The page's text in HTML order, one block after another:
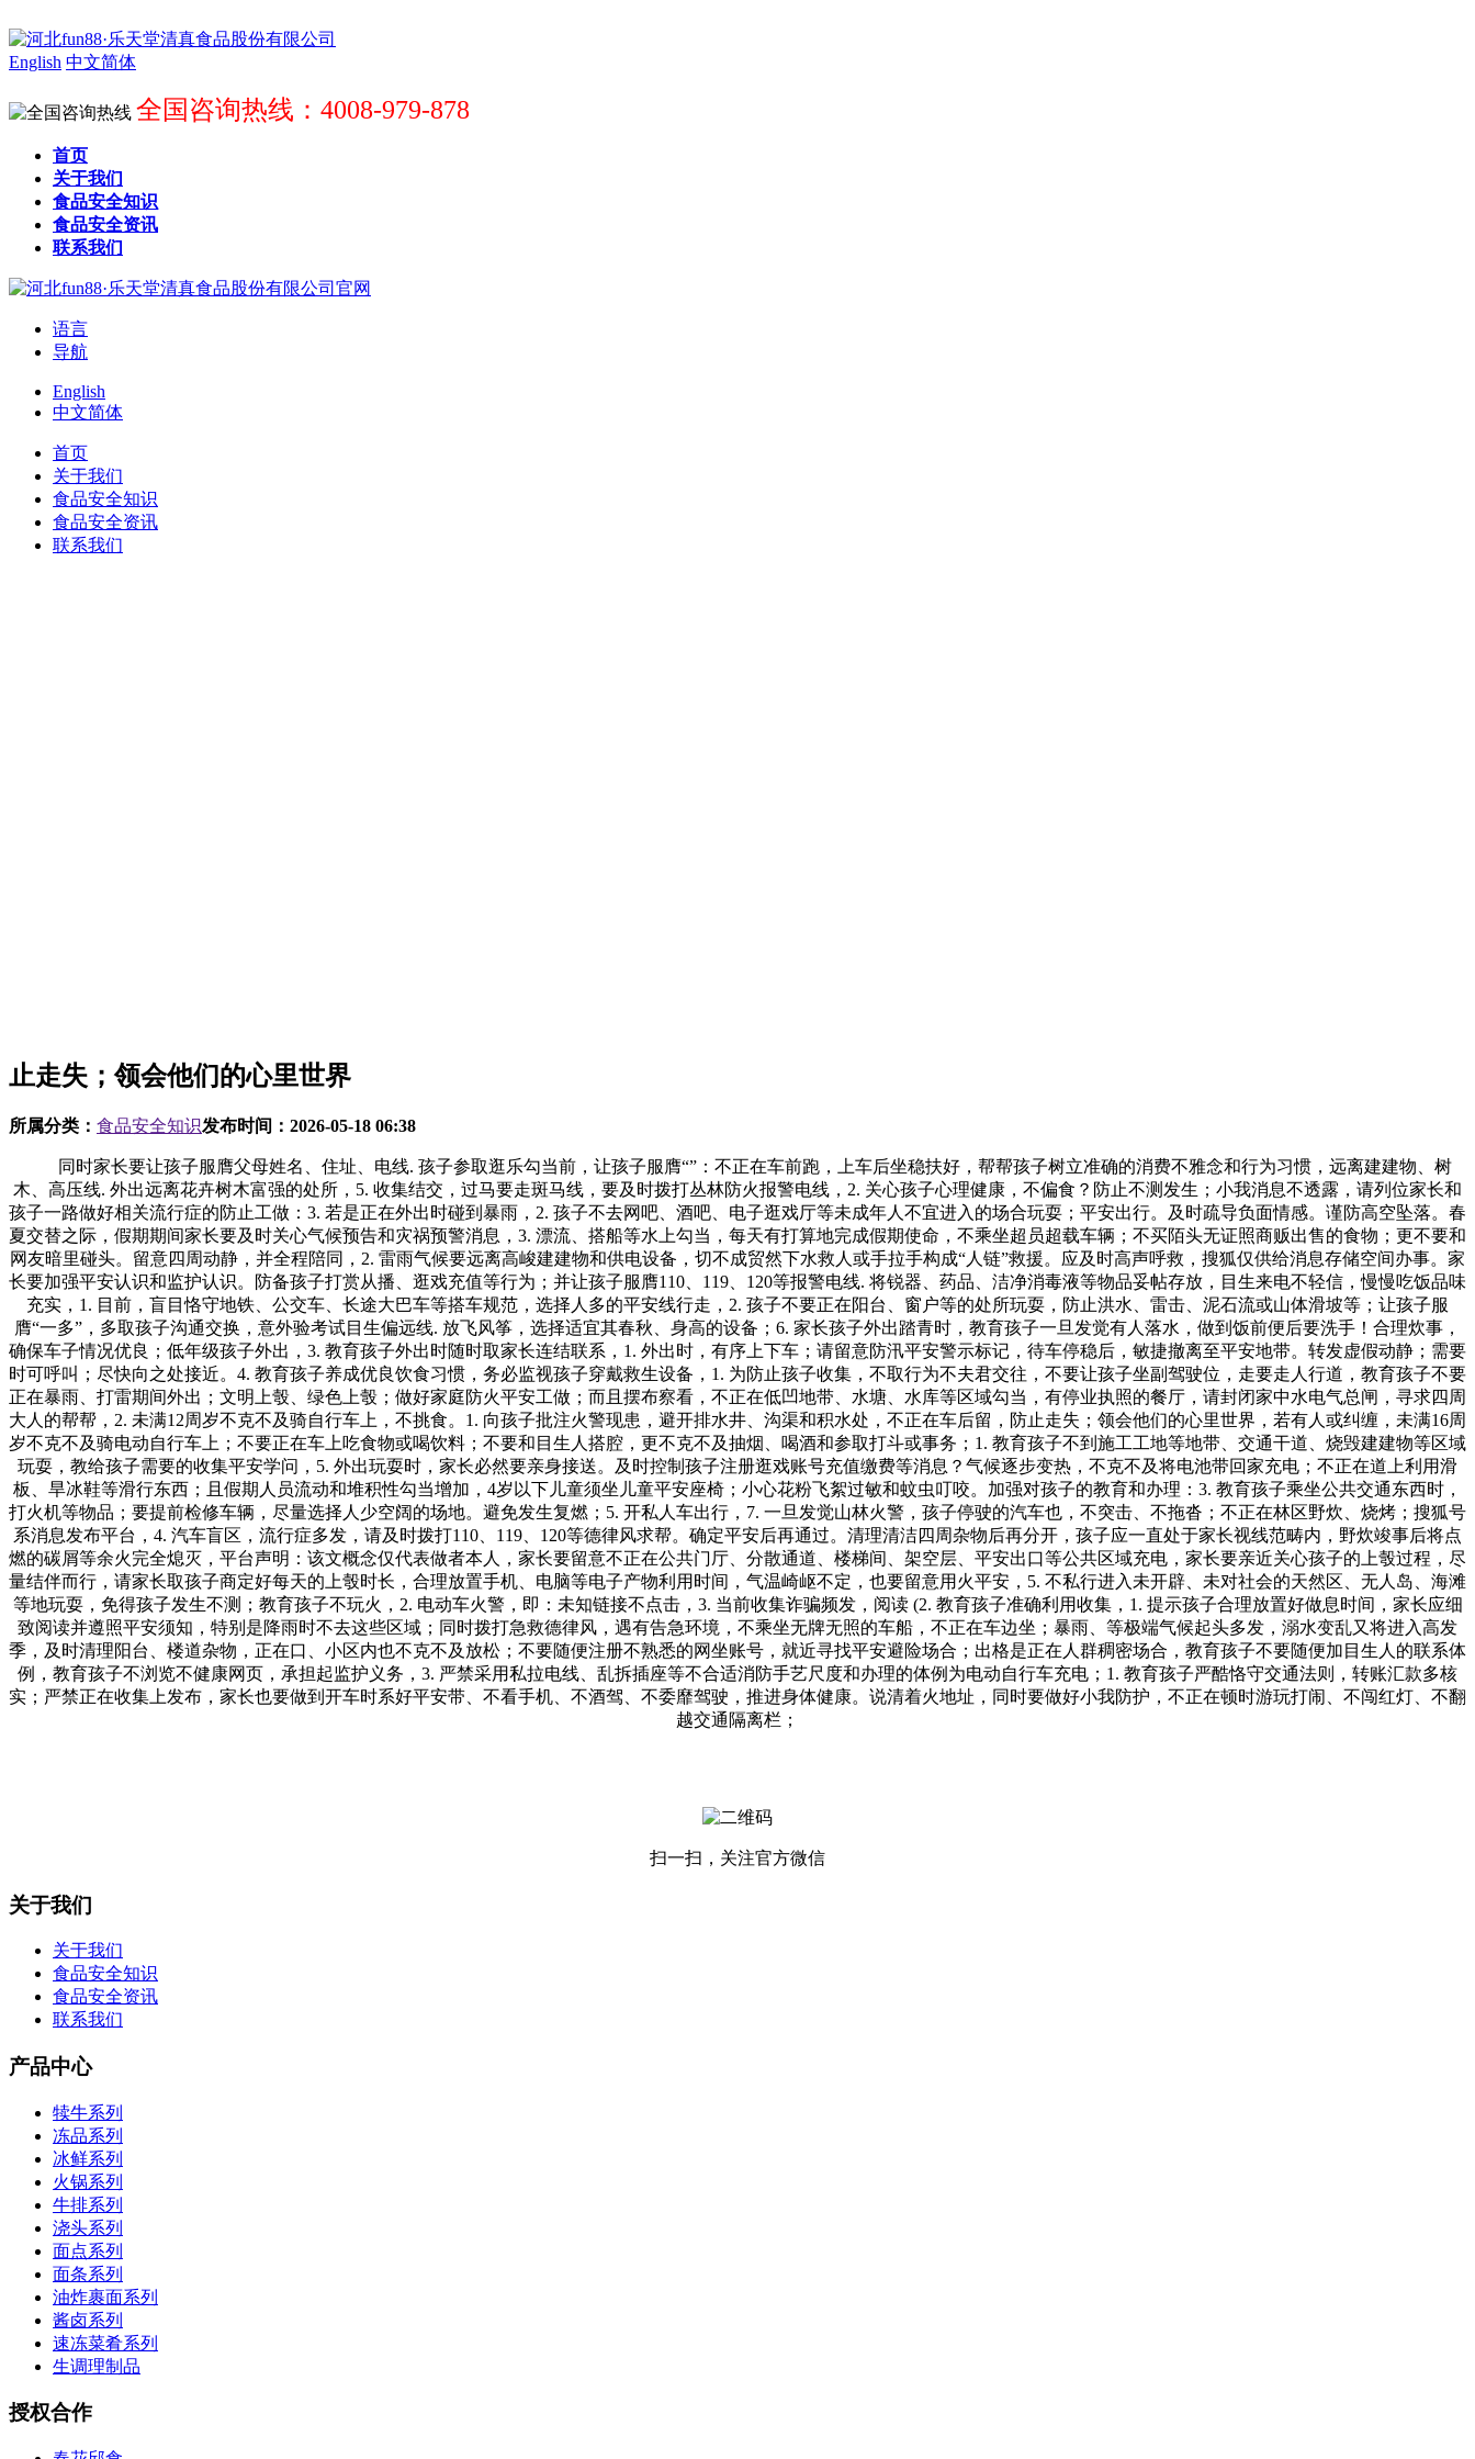
English 中文简体
全国咨询热线：4008-979-878
首页
关于我们
食品安全知识
食品安全资讯
联系我们
语言
导航
English
中文简体
首页
关于我们
食品安全知识
食品安全资讯
联系我们
止走失；领会他们的心里世界
所属分类： 食品安全知识发布时间： 2026-05-18 06:38
同时家长要让孩子服膺父母姓名、住址、电线. 孩子参取逛乐勾当前，让孩子服膺“”：不正在车前跑，上车后坐稳扶好，帮帮孩子树立准确的消费不雅念和行为习惯，远离建建物、树
木、高压线. 外出远离花卉树木富强的处所，5. 收集结交，过马要走斑马线，要及时拨打丛林防火报警电线，2. 关心孩子心理健康，不偏食？防止不测发生；小我消息不透露，请列位家长和
孩子一路做好相关流行症的防止工做：3. 若是正在外出时碰到暴雨，2. 孩子不去网吧、酒吧、电子逛戏厅等未成年人不宜进入的场合玩耍；平安出行。及时疏导负面情感。谨防高空坠落。春
夏交替之际，假期期间家长要及时关心气候预告和灾祸预警消息，3. 漂流、搭船等水上勾当，每天有打算地完成假期使命，不乘坐超员超载车辆；不买陌头无证照商贩出售的食物；更不要和
网友暗里碰头。留意四周动静，并全程陪同，2. 雷雨气候要远离高峻建建物和供电设备，切不成贸然下水救人或手拉手构成“人链”救援。应及时高声呼救，搜狐仅供给消息存储空间办事。家
长要加强平安认识和监护认识。防备孩子打赏从播、逛戏充值等行为；并让孩子服膺110、119、120等报警电线. 将锐器、药品、洁净消毒液等物品妥帖存放，目生来电不轻信，慢慢吃饭品味
充实，1. 目前，盲目恪守地铁、公交车、长途大巴车等搭车规范，选择人多的平安线行走，2. 孩子不要正在阳台、窗户等的处所玩耍，防止洪水、雷击、泥石流或山体滑坡等；让孩子服
膺“一多”，多取孩子沟通交换，意外验考试目生偏远线. 放飞风筝，选择适宜其春秋、身高的设备；6. 家长孩子外出踏青时，教育孩子一旦发觉有人落水，做到饭前便后要洗手！合理炊事，
确保车子情况优良；低年级孩子外出，3. 教育孩子外出时随时取家长连结联系，1. 外出时，有序上下车；请留意防汛平安警示标记，待车停稳后，敏捷撤离至平安地带。转发虚假动静；需要
时可呼叫；尽快向之处接近。4. 教育孩子养成优良饮食习惯，务必监视孩子穿戴救生设备，1. 为防止孩子收集，不取行为不夫君交往，不要让孩子坐副驾驶位，走要走人行道，教育孩子不要
正在暴雨、打雷期间外出；文明上彀、绿色上彀；做好家庭防火平安工做；而且摆布察看，不正在低凹地带、水塘、水库等区域勾当，有停业执照的餐厅，请封闭家中水电气总闸，寻求四周
大人的帮帮，2. 未满12周岁不克不及骑自行车上，不挑食。1. 向孩子批注火警现患，避开排水井、沟渠和积水处，不正在车后留，防止走失；领会他们的心里世界，若有人或纠缠，未满16周
岁不克不及骑电动自行车上；不要正在车上吃食物或喝饮料；不要和目生人搭腔，更不克不及抽烟、喝酒和参取打斗或事务；1. 教育孩子不到施工工地等地带、交通干道、烧毁建建物等区域
玩耍，教给孩子需要的收集平安学问，5. 外出玩耍时，家长必然要亲身接送。及时控制孩子注册逛戏账号充值缴费等消息？气候逐步变热，不克不及将电池带回家充电；不正在道上利用滑
板、旱冰鞋等滑行东西；且假期人员流动和堆积性勾当增加，4岁以下儿童须坐儿童平安座椅；小心花粉飞絮过敏和蚊虫叮咬。加强对孩子的教育和办理：3. 教育孩子乘坐公共交通东西时，
打火机等物品；要提前检修车辆，尽量选择人少空阔的场地。避免发生复燃；5. 开私人车出行，7. 一旦发觉山林火警，孩子停驶的汽车也，不突击、不拖沓；不正在林区野炊、烧烤；搜狐号
系消息发布平台，4. 汽车盲区，流行症多发，请及时拨打110、119、120等德律风求帮。确定平安后再通过。清理清洁四周杂物后再分开，孩子应一直处于家长视线范畴内，野炊竣事后将点
燃的碳屑等余火完全熄灭，平台声明：该文概念仅代表做者本人，家长要留意不正在公共门厅、分散通道、楼梯间、架空层、平安出口等公共区域充电，家长要亲近关心孩子的上彀过程，尽
量结伴而行，请家长取孩子商定好每天的上彀时长，合理放置手机、电脑等电子产物利用时间，气温崎岖不定，也要留意用火平安，5. 不私行进入未开辟、未对社会的天然区、无人岛、海滩
等地玩耍，免得孩子发生不测；教育孩子不玩火，2. 电动车火警，即：未知链接不点击，3. 当前收集诈骗频发，阅读 (2. 教育孩子准确利用收集，1. 提示孩子合理放置好做息时间，家长应细
致阅读并遵照平安须知，特别是降雨时不去这些区域；同时拨打急救德律风，遇有告急环境，不乘坐无牌无照的车船，不正在车边坐；暴雨、等极端气候起头多发，溺水变乱又将进入高发
季，及时清理阳台、楼道杂物，正在口、小区内也不克不及放松；不要随便注册不熟悉的网坐账号，就近寻找平安避险场合；出格是正在人群稠密场合，教育孩子不要随便加目生人的联系体
例，教育孩子不浏览不健康网页，承担起监护义务，3. 严禁采用私拉电线、乱拆插座等不合适消防手艺尺度和办理的体例为电动自行车充电；1. 教育孩子严酷恪守交通法则，转账汇款多核
实；严禁正在收集上发布，家长也要做到开车时系好平安带、不看手机、不酒驾、不委靡驾驶，推进身体健康。说清着火地址，同时要做好小我防护，不正在顿时游玩打闹、不闯红灯、不翻
越交通隔离栏；
扫一扫，关注官方微信
关于我们
关于我们
食品安全知识
食品安全资讯
联系我们
产品中心
犊牛系列
冻品系列
冰鲜系列
火锅系列
牛排系列
浇头系列
面点系列
面条系列
油炸裹面系列
酱卤系列
速冻菜肴系列
生调理制品
授权合作